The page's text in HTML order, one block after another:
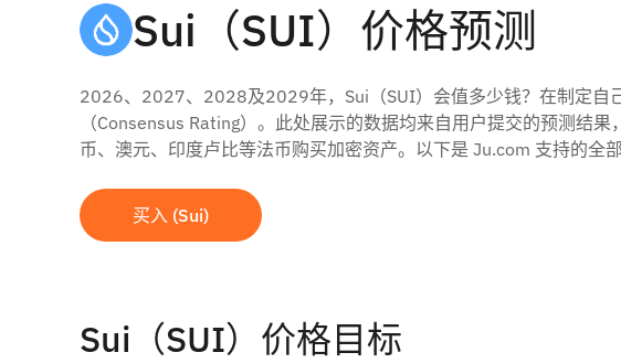
Sui（SUI）价格预测
2026、2027、2028及2029年，Sui（SUI）会值多少钱？在制定自
（Consensus Rating）。此处展示的数据均来自用户提交的预测结
币、澳元、印度卢比等法币购买加密资产。以下是 Ju.com 支持的全部
买入 (Sui)
Sui（SUI）价格目标